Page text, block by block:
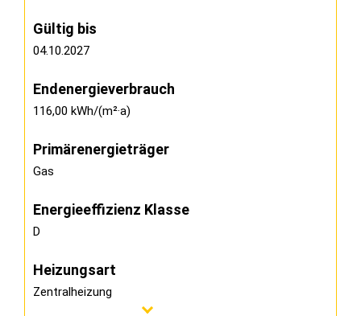
Gültig bis
04.10.2027
Endenergieverbrauch
116,00 kWh/(m²·a)
Primärenergieträger
Gas
Energieeffizienz Klasse
D
Heizungsart
Zentralheizung